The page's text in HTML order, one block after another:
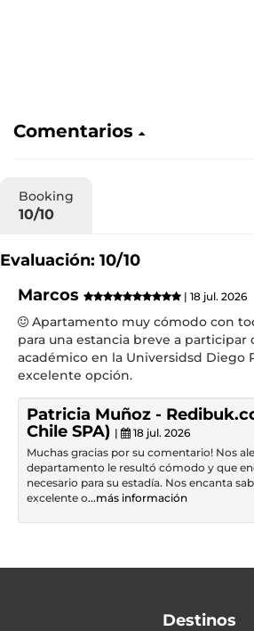
Comentarios
Booking
10/10
Evaluación: 10/10
Marcos
| 18 jul. 2026
Apartamento muy cómodo con
para una estancia breve a participar
académico en la Universidsd Diego
excelente opción.
Patricia Muñoz -
Chile SPA) |
18 jul. 2026
Muchas gracias por su comentario! Nos
departamento le resultó cómodo y que
necesario para su estadía. Nos encanta
excelente o...más información
Destinos